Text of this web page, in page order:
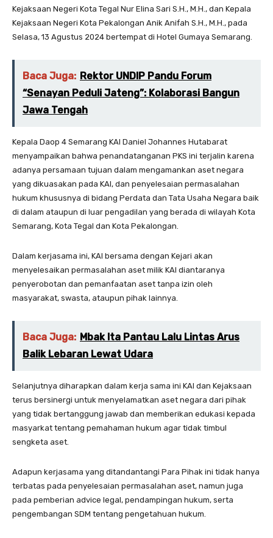
Kejaksaan Negeri Kota Tegal Nur Elina Sari S.H., M.H., dan Kepala
Kejaksaan Negeri Kota Pekalongan Anik Anifah S.H., M.H., pada
Selasa, 13 Agustus 2024 bertempat di Hotel Gumaya Semarang.
Baca Juga: Rektor UNDIP Pandu Forum
“Senayan Peduli Jateng”: Kolaborasi Bangun
Jawa Tengah
Kepala Daop 4 Semarang KAI Daniel Johannes Hutabarat
menyampaikan bahwa penandatanganan PKS ini terjalin karena
adanya persamaan tujuan dalam mengamankan aset negara
yang dikuasakan pada KAI, dan penyelesaian permasalahan
hukum khususnya di bidang Perdata dan Tata Usaha Negara baik
di dalam ataupun di luar pengadilan yang berada di wilayah Kota
Semarang, Kota Tegal dan Kota Pekalongan.
Dalam kerjasama ini, KAI bersama dengan Kejari akan
menyelesaikan permasalahan aset milik KAI diantaranya
penyerobotan dan pemanfaatan aset tanpa izin oleh
masyarakat, swasta, ataupun pihak lainnya.
Baca Juga: Mbak Ita Pantau Lalu Lintas Arus
Balik Lebaran Lewat Udara
Selanjutnya diharapkan dalam kerja sama ini KAI dan Kejaksaan
terus bersinergi untuk menyelamatkan aset negara dari pihak
yang tidak bertanggung jawab dan memberikan edukasi kepada
masyarkat tentang pemahaman hukum agar tidak timbul
sengketa aset.
Adapun kerjasama yang ditandantangi Para Pihak ini tidak hanya
terbatas pada penyelesaian permasalahan aset, namun juga
pada pemberian advice legal, pendampingan hukum, serta
pengembangan SDM tentang pengetahuan hukum.